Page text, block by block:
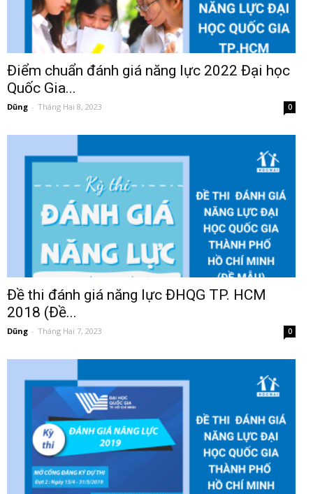
Điểm chuẩn đánh giá năng lực 2022 Đại học
Quốc Gia...
Dũng - Tháng Hai 8, 2023 0
Đề thi đánh giá năng lực ĐHQG TP. HCM
2018 (Đề...
Dũng - Tháng Hai 7, 2023 0